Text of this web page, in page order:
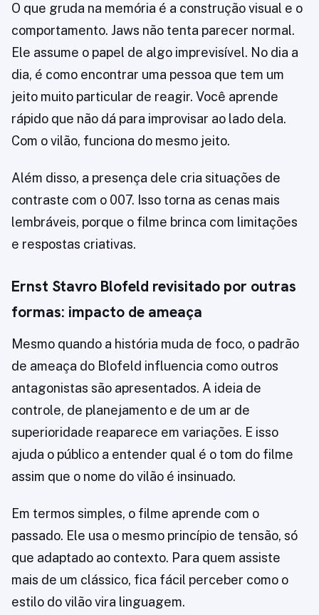
O que gruda na memória é a construção visual e o
comportamento. Jaws não tenta parecer normal.
Ele assume o papel de algo imprevisível. No dia a
dia, é como encontrar uma pessoa que tem um
jeito muito particular de reagir. Você aprende
rápido que não dá para improvisar ao lado dela.
Com o vilão, funciona do mesmo jeito.
Além disso, a presença dele cria situações de
contraste com o 007. Isso torna as cenas mais
lembráveis, porque o filme brinca com limitações
e respostas criativas.
Ernst Stavro Blofeld revisitado por outras
formas: impacto de ameaça
Mesmo quando a história muda de foco, o padrão
de ameaça do Blofeld influencia como outros
antagonistas são apresentados. A ideia de
controle, de planejamento e de um ar de
superioridade reaparece em variações. E isso
ajuda o público a entender qual é o tom do filme
assim que o nome do vilão é insinuado.
Em termos simples, o filme aprende com o
passado. Ele usa o mesmo princípio de tensão, só
que adaptado ao contexto. Para quem assiste
mais de um clássico, fica fácil perceber como o
estilo do vilão vira linguagem.